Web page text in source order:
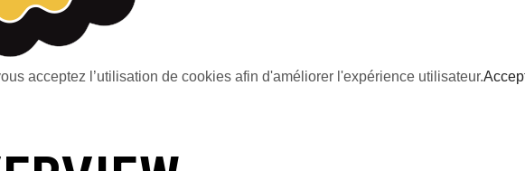
acceptez l’utilisation de cookies afin d'améliorer l'expérience utilisateur.